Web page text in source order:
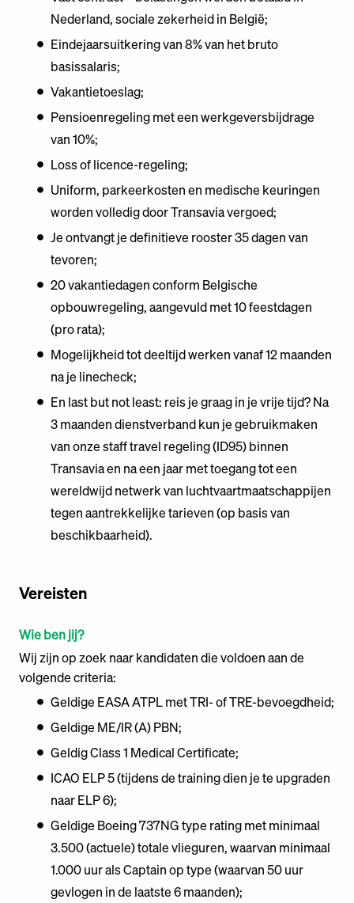
Nederland, sociale zekerheid in België;
Eindejaarsuitkering van 8% van het bruto
basissalaris;
Vakantietoeslag;
Pensioenregeling met een werkgeversbijdrage
van 10%;
Loss of licence-regeling;
Uniform, parkeerkosten en medische keuringen
worden volledig door Transavia vergoed;
Je ontvangt je definitieve rooster 35 dagen van
tevoren;
20 vakantiedagen conform Belgische
opbouwregeling, aangevuld met 10 feestdagen
(pro rata);
Mogelijkheid tot deeltijd werken vanaf 12 maanden
na je linecheck;
En last but not least: reis je graag in je vrije tijd? Na
3 maanden dienstverband kun je gebruikmaken
van onze staff travel regeling (ID95) binnen
Transavia en na een jaar met toegang tot een
wereldwijd netwerk van luchtvaartmaatschappijen
tegen aantrekkelijke tarieven (op basis van
beschikbaarheid).
Vereisten
Wie ben jij?
Wij zijn op zoek naar kandidaten die voldoen aan de
volgende criteria:
Geldige EASA ATPL met TRI- of TRE-bevoegdheid;
Geldige ME/IR (A) PBN;
Geldig Class 1 Medical Certificate;
ICAO ELP 5 (tijdens de training dien je te upgraden
naar ELP 6);
Geldige Boeing 737NG type rating met minimaal
3.500 (actuele) totale vlieguren, waarvan minimaal
1.000 uur als Captain op type (waarvan 50 uur
gevlogen in de laatste 6 maanden);